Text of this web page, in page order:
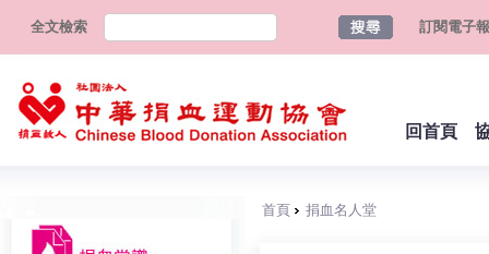
全文檢索 訂閱電子報
回首頁
首頁 捐血名人堂